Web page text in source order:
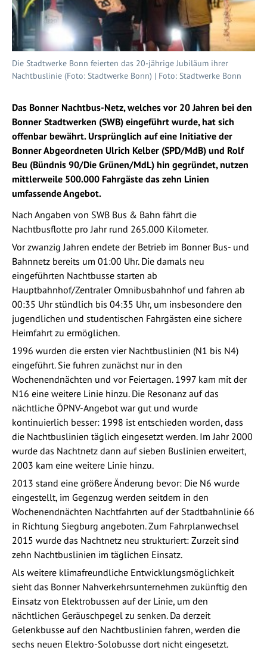
Die Stadtwerke Bonn feierten das 20-jährige Jubiläum ihrer
Nachtbuslinie (Foto: Stadtwerke Bonn) | Foto: Stadtwerke Bonn
Das Bonner Nachtbus-Netz, welches vor 20 Jahren bei den
Bonner Stadtwerken (SWB) eingeführt wurde, hat sich
offenbar bewährt. Ursprünglich auf eine Initiative der
Bonner Abgeordneten Ulrich Kelber (SPD/MdB) und Rolf
Beu (Bündnis 90/Die Grünen/MdL) hin gegründet, nutzen
mittlerweile 500.000 Fahrgäste das zehn Linien
umfassende Angebot.
Nach Angaben von SWB Bus & Bahn fährt die
Nachtbusflotte pro Jahr rund 265.000 Kilometer.
Vor zwanzig Jahren endete der Betrieb im Bonner Bus- und
Bahnnetz bereits um 01:00 Uhr. Die damals neu
eingeführten Nachtbusse starten ab
Hauptbahnhof/Zentraler Omnibusbahnhof und fahren ab
00:35 Uhr stündlich bis 04:35 Uhr, um insbesondere den
jugendlichen und studentischen Fahrgästen eine sichere
Heimfahrt zu ermöglichen.
1996 wurden die ersten vier Nachtbuslinien (N1 bis N4)
eingeführt. Sie fuhren zunächst nur in den
Wochenendnächten und vor Feiertagen. 1997 kam mit der
N16 eine weitere Linie hinzu. Die Resonanz auf das
nächtliche ÖPNV-Angebot war gut und wurde
kontinuierlich besser: 1998 ist entschieden worden, dass
die Nachtbuslinien täglich eingesetzt werden. Im Jahr 2000
wurde das Nachtnetz dann auf sieben Buslinien erweitert,
2003 kam eine weitere Linie hinzu.
2013 stand eine größere Änderung bevor: Die N6 wurde
eingestellt, im Gegenzug werden seitdem in den
Wochenendnächten Nachtfahrten auf der Stadtbahnlinie 66
in Richtung Siegburg angeboten. Zum Fahrplanwechsel
2015 wurde das Nachtnetz neu strukturiert: Zurzeit sind
zehn Nachtbuslinien im täglichen Einsatz.
Als weitere klimafreundliche Entwicklungsmöglichkeit
sieht das Bonner Nahverkehrsunternehmen zukünftig den
Einsatz von Elektrobussen auf der Linie, um den
nächtlichen Geräuschpegel zu senken. Da derzeit
Gelenkbusse auf den Nachtbuslinien fahren, werden die
sechs neuen Elektro-Solobusse dort nicht eingesetzt.